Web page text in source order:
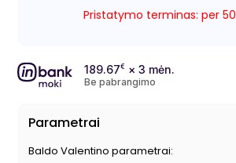
Pristatymo terminas: per
189.67€ × 3 mėn.
Be pabrangimo
Parametrai
Baldo Valentino parametrai: